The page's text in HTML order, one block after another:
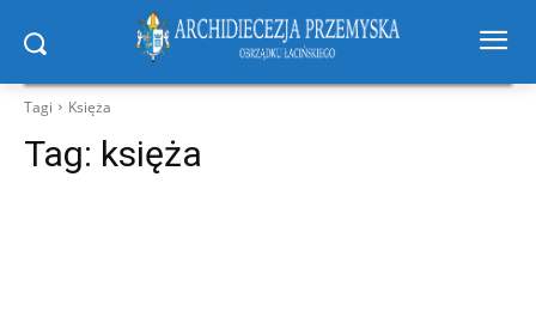
Tagi Księża
Tag: księża